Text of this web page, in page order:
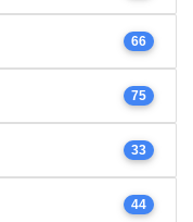
66
75
33
44